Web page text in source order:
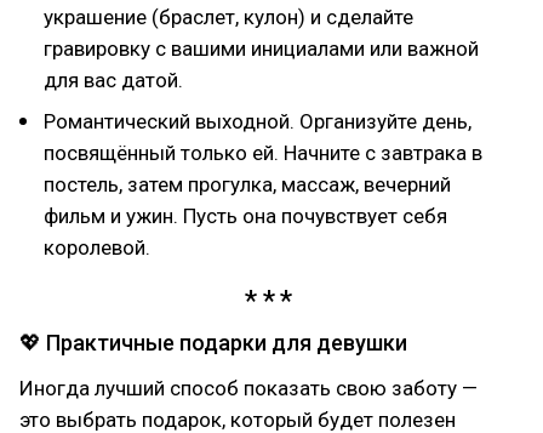
украшение (браслет, кулон) и сделайте
гравировку с вашими инициалами или важной
для вас датой.
Романтический выходной. Организуйте день,
посвящённый только ей. Начните с завтрака в
постель, затем прогулка, массаж, вечерний
фильм и ужин. Пусть она почувствует себя
королевой.
💖 Практичные подарки для девушки
Иногда лучший способ показать свою заботу —
это выбрать подарок, который будет полезен